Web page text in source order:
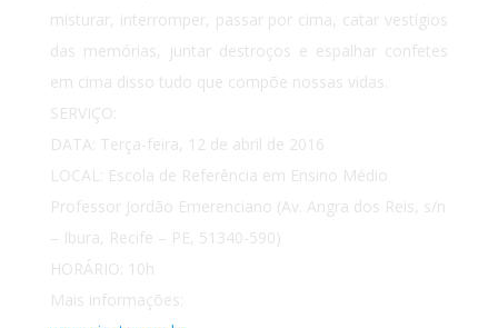
misturar, interromper, passar por cima, catar vestígios
das memórias, juntar destroços e espalhar confetes
em cima disso tudo que compõe nossas vidas.
SERVIÇO:
DATA: Terça-feira, 12 de abril de 2016
LOCAL: Escola de Referência em Ensino Médio
Professor Jordão Emerenciano (Av. Angra dos Reis, s/n
– Ibura, Recife – PE, 51340-590)
HORÁRIO: 10h
Mais informações: